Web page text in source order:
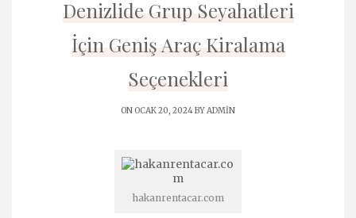
Denizlide Grup Seyahatleri
İçin Geniş Araç Kiralama
Seçenekleri
ON OCAK 20, 2024 BYADMIN
hakanrentacar.com